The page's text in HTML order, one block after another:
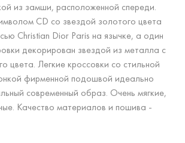
из замши, расположенной спереди.
CD со звездой золотого цвета
Christian Dior Paris на язычке, а один
декорирован звездой из металла с
цвета. Легкие кроссовки со стильной
фирменной подошвой идеально
современный образ. Очень мягкие,
Качество материалов и пошива -